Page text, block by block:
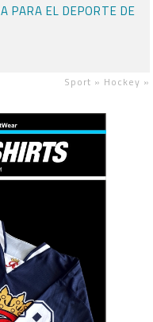
PARA EL DEPORTE DE
Sport » Hockey »